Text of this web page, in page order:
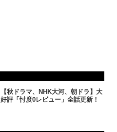
【秋ドラマ、NHK大河、朝ドラ】大
好評「忖度0レビュー」全話更新！